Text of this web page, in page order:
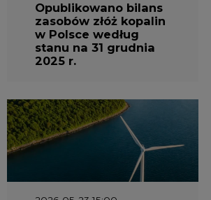
Opublikowano bilans
zasobów złóż kopalin
w Polsce według
stanu na 31 grudnia
2025 r.